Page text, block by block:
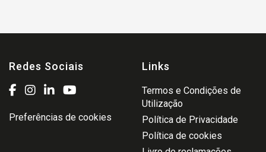
Redes Sociais
Preferências de cookies
Links
Termos e Condições de
Utilização
Política de Privacidade
Política de cookies